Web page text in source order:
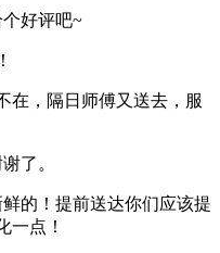
好评吧~
在，隔日师傅又送去，服
了。
的！提前送达你们应该提
一点！